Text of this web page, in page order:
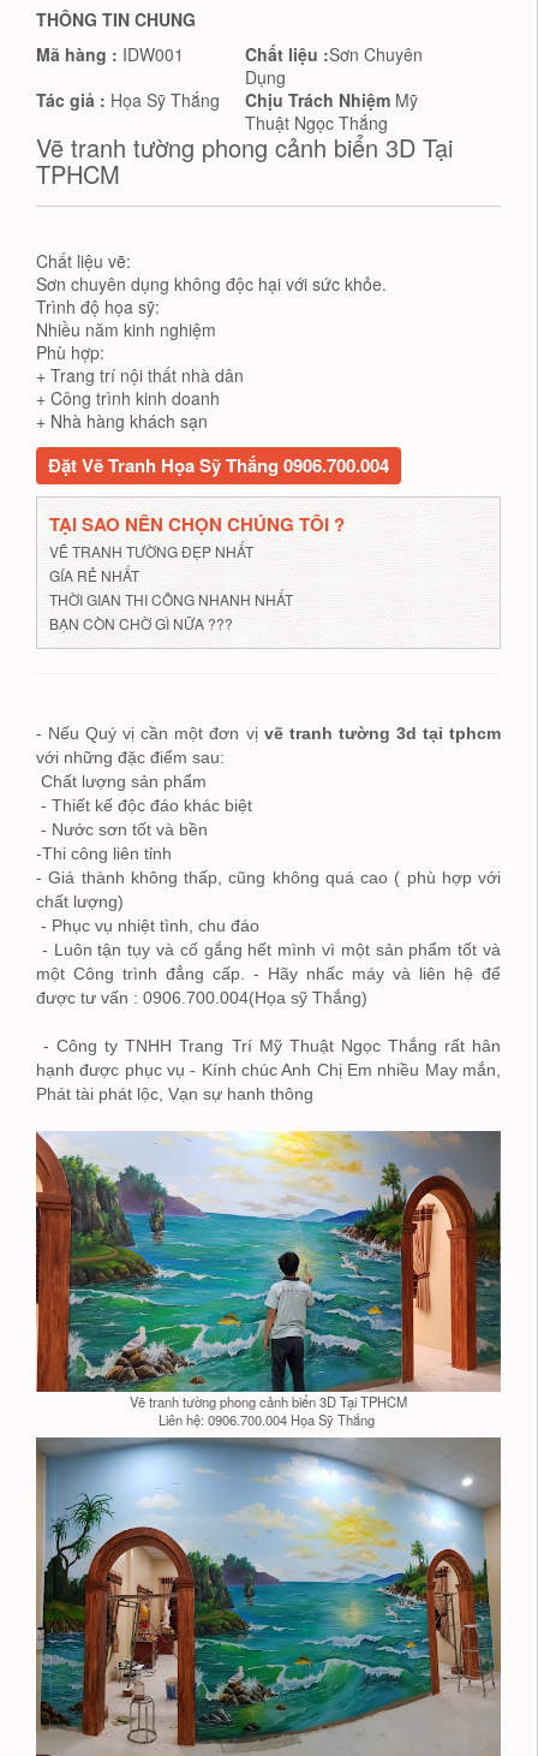
THÔNG TIN CHUNG
Mã hàng : IDW001 Chất liệu :Sơn Chuyên
Dụng
Tác giả : Họa Sỹ Thắng Chịu Trách Nhiệm Mỹ
Thuật Ngọc Thắng
Vẽ tranh tường phong cảnh biển 3D Tại
TPHCM
Chất liệu vẽ:
Sơn chuyên dụng không độc hại với sức khỏe.
Trình độ họa sỹ:
Nhiều năm kinh nghiệm
Phù hợp:
+ Trang trí nội thất nhà dân
+ Công trình kinh doanh
+ Nhà hàng khách sạn
Đặt Vẽ Tranh Họa Sỹ Thắng 0906.700.004
TẠI SAO NÊN CHỌN CHÚNG TÔI ?
VẼ TRANH TƯỜNG ĐẸP NHẤT
GÍA RẺ NHẤT
THỜI GIAN THI CÔNG NHANH NHẤT
BẠN CÒN CHỜ GÌ NỮA ???
- Nếu Quý vị cần một đơn vị vẽ tranh tường 3d tại tphcm
với những đặc điểm sau:
Chất lượng sản phẩm
- Thiết kế độc đáo khác biệt
- Nước sơn tốt và bền
-Thi công liên tỉnh
- Giá thành không thấp, cũng không quá cao ( phù hợp với
chất lượng)
- Phục vụ nhiệt tình, chu đáo
- Luôn tận tụy và cố gắng hết mình vì một sản phẩm tốt và
một Công trình đẳng cấp. - Hãy nhấc máy và liên hệ để
được tư vấn : 0906.700.004(Họa sỹ Thắng)
- Công ty TNHH Trang Trí Mỹ Thuật Ngọc Thắng rất hân
hạnh được phục vụ - Kính chúc Anh Chị Em nhiều May mắn,
Phát tài phát lộc, Vạn sự hanh thông
Vẽ tranh tường phong cảnh biển 3D Tại TPHCM
Liên hệ: 0906.700.004 Họa Sỹ Thắng